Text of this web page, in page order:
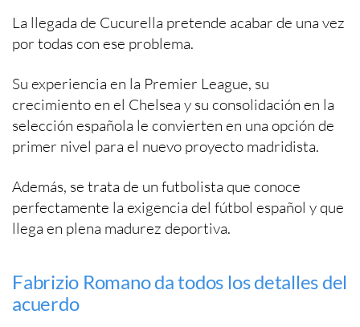
La llegada de Cucurella pretende acabar de una vez
por todas con ese problema.
Su experiencia en la Premier League, su
crecimiento en el Chelsea y su consolidación en la
selección española le convierten en una opción de
primer nivel para el nuevo proyecto madridista.
Además, se trata de un futbolista que conoce
perfectamente la exigencia del fútbol español y que
llega en plena madurez deportiva.
Fabrizio Romano da todos los detalles del
acuerdo